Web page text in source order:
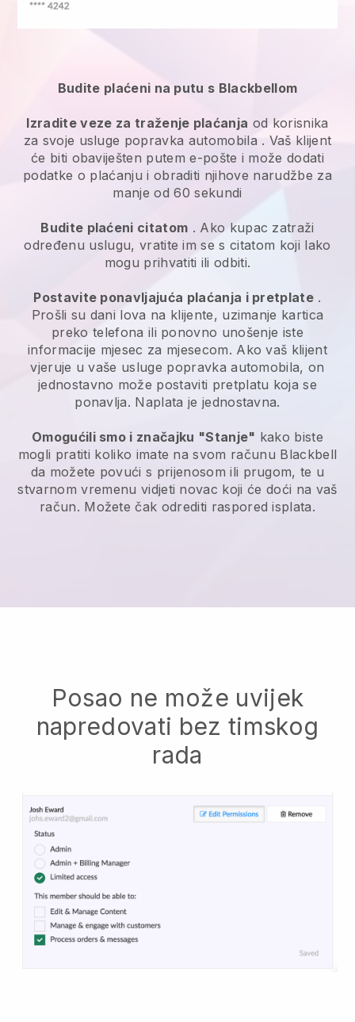
Budite plaćeni na putu s Blackbellom
Izradite veze za traženje plaćanja od korisnika
za svoje usluge popravka automobila. Vaš klijent
će biti obaviješten putem e-pošte i može dodati
podatke o plaćanju i obraditi njihove narudžbe za
manje od 60 sekundi
Budite plaćeni citatom . Ako kupac zatraži
određenu uslugu, vratite im se s citatom koji lako
mogu prihvatiti ili odbiti.
Postavite ponavljajuća plaćanja i pretplate .
Prošli su dani lova na klijente, uzimanje kartica
preko telefona ili ponovno unošenje iste
informacije mjesec za mjesecom. Ako vaš klijent
vjeruje u vaše usluge popravka automobila, on
jednostavno može postaviti pretplatu koja se
ponavlja. Naplata je jednostavna.
Omogućili smo i značajku "Stanje" kako biste
mogli pratiti koliko imate na svom računu Blackbell
da možete povući s prijenosom ili prugom, te u
stvarnom vremenu vidjeti novac koji će doći na vaš
račun. Možete čak odrediti raspored isplata.
Posao ne može uvijek
napredovati bez timskog
rada